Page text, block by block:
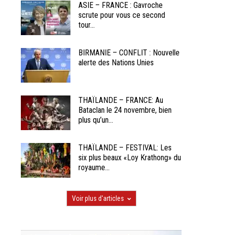
ASIE – FRANCE : Gavroche
scrute pour vous ce second
tour...
BIRMANIE – CONFLIT : Nouvelle
alerte des Nations Unies
THAÏLANDE – FRANCE: Au
Bataclan le 24 novembre, bien
plus qu’un...
THAÏLANDE – FESTIVAL: Les
six plus beaux «Loy Krathong» du
royaume...
Voir plus d'articles